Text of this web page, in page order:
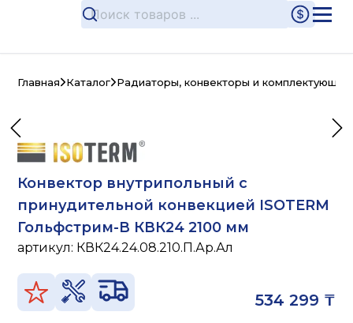
Главная Каталог Радиаторы, конвекторы и комплектующие
Конвектор внутрипольный с
принудительной конвекцией ISOTERM
Гольфстрим-В КВК24 2100 мм
артикул: КВК24.24.08.210.П.Ар.Ал
534 299 ₸